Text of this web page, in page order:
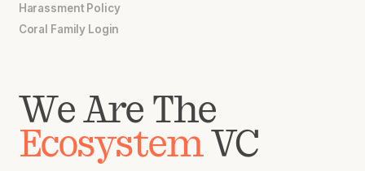
Harassment Policy
Coral Family Login
We Are The
EcosystemVC